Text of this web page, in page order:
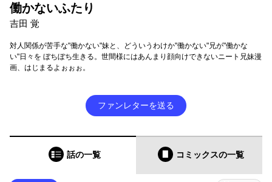
働かないふたり
吉田 覚
対人関係が苦手な"働かない"妹と、どういうわけか"働かない"兄が"働かな
い"日々を ぼちぼち生きる。世間様にはあんまり顔向けできないニート兄妹漫
画、はじまるよぉぉぉ。
ファンレターを送る
話の一覧 コミックスの一覧